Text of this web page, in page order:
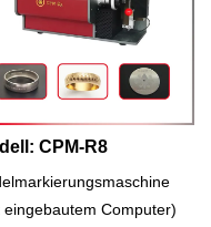
CPM-R8
eingebautem Computer)